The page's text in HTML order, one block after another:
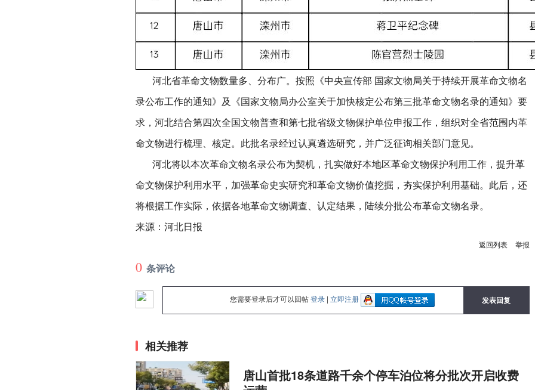
河北省革命文物数量多、分布广。按照《中央宣传部 国家文物局关于持续开展革命文物名
录公布工作的通知》及《国家文物局办公室关于加快核定公布第三批革命文物名录的通知》要
求，河北结合第四次全国文物普查和第七批省级文物保护单位申报工作，组织对全省范围内革
命文物进行梳理、核定。此批名录经过认真遴选研究，并广泛征询相关部门意见。
河北将以本次革命文物名录公布为契机，扎实做好本地区革命文物保护利用工作，提升革
命文物保护利用水平，加强革命史实研究和革命文物价值挖掘，夯实保护利用基础。此后，还
将根据工作实际，依据各地革命文物调查、认定结果，陆续分批公布革命文物名录。
来源：河北日报
返回列表 举报
0 条评论
您需要登录后才可以回帖登录 | 立即注册 发表回复
相关推荐
唐山首批18条道路千余个停车泊位将分批次开启收费